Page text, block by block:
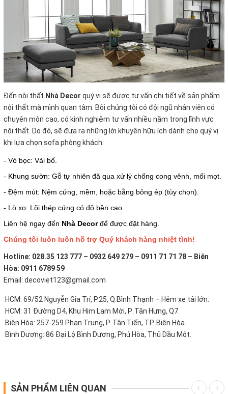
Đến nội thất Nhà Decor quý vị sẽ được tư vấn chi tiết về sản phẩm
nội thất mà mình quan tâm. Bỏi chúng tôi có đội ngũ nhân viên có
chuyên môn cao, có kinh nghiệm tư vấn nhiều năm trong lĩnh vực
nội thất. Do đó, sẽ đưa ra những lời khuyên hữu ích dành cho quý vị
khi lựa chọn sofa phòng khách.
- Vỏ bọc: Vải bố.
- Khung sườn: Gỗ tự nhiên đã qua xử lý chống cong vênh, mối mọt.
- Đệm mút: Nệm cứng, mềm, hoặc bằng bông ép (tùy chọn).
- Lò xo: Lõi thép cứng có độ bền cao.
Liên hệ ngay đến Nhà Decorđể được đặt hàng.
Chúng tôi luôn luôn hỗ trợ Quý khách hàng nhiệt tình!
Hotline: 028.35 123 777 – 0932 649 279 – 0911 71 71 78 – Biên
Hòa: 0911 6789 59
Email: decoviet123@gmail.com
HCM: 69/52 Nguyễn Gia Trí, P.25, Q.Bình Thạnh – Hẻm xe tải lớn.
HCM: 31 Đường D4, Khu Him Lam Mới, P. Tân Hưng, Q7.
Biên Hòa: 257-259 Phan Trung, P. Tân Tiến, TP. Biên Hòa.
Bình Dương: 86 Đại Lộ Bình Dương, Phú Hòa, Thủ Dầu Một.
SẢN PHẨM LIÊN QUAN